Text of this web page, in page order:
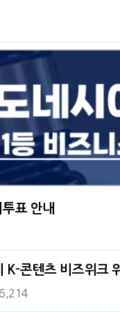
표 안내
K-콘텐츠 비즈위크